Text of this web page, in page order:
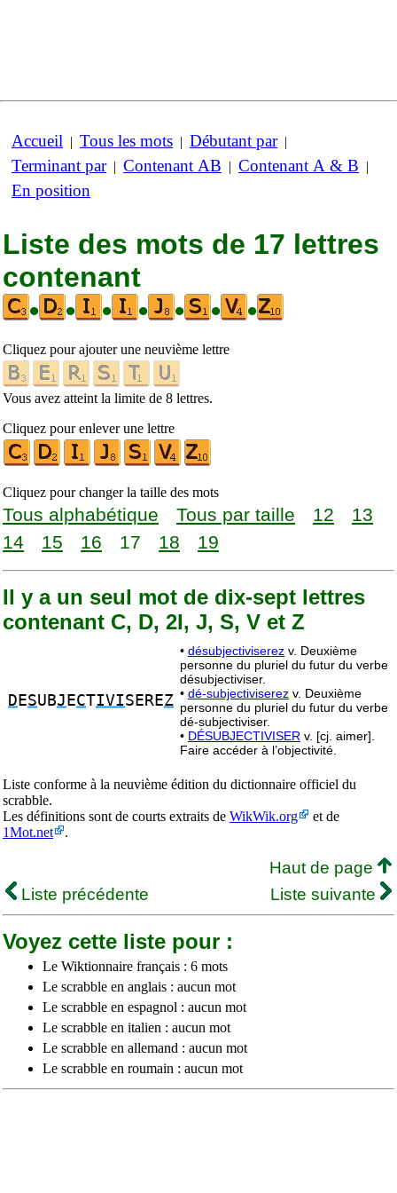
Accueil | Tous les mots | Débutant par|
Terminant par| Contenant AB | Contenant A & B |
En position
Liste des mots de 17 lettres
contenant
•
• • • • • •
Cliquez pour ajouter une neuvième lettre
Vous avez atteint la limite de 8 lettres.
Cliquez pour enlever une lettre
Cliquez pour changer la taille des mots
Tous alphabétique Tous par taille 12
13
14
15 16 17 18 19
Il y a un seul mot de dix-sept lettres
contenant C, D, 2I, J, S, V et Z
D ESUBJ ECTIVISEREZ
• désubjectiviserez v. Deuxième
personne du pluriel du futur du verbe
désubjectiviser.
• dé-subjectiviserez v. Deuxième
personne du pluriel du futur du verbe
dé-subjectiviser.
• DÉSUBJECTIVISER v. [cj. aimer].
Faire accéder à l’objectivité.
Liste conforme à la neuvième édition du dictionnaire officiel du
scrabble.
Les définitions sont de courts extraits de WikWik.org
et de
1Mot.net
.
Haut de page
Liste précédente
Liste suivante
Voyez cette liste pour :
Le Wiktionnaire français : 6 mots
Le scrabble en anglais : aucun mot
Le scrabble en espagnol : aucun mot
Le scrabble en italien : aucun mot
Le scrabble en allemand : aucun mot
Le scrabble en roumain : aucun mot